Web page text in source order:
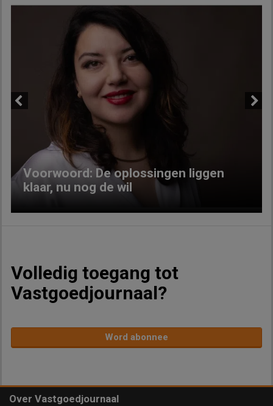
Voorwoord: De oplossingen liggen
klaar, nu nog de wil
Volledig toegang tot
Vastgoedjournaal?
Word abonnee
Over Vastgoedjournaal